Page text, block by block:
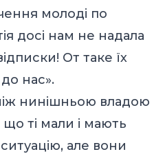
молоді по
досі нам не надала
От таке їх
нас».
нинішньою владою
ті мали і мають
але вони